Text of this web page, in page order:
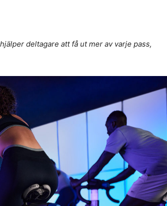
deltagare att få ut mer av varje pass,